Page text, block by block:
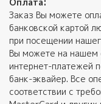
Заказ Вы можете
банковской картой
при посещении
Вы можете на нашем
интернет-платежей
банк-эквайер. Все
соответствии с